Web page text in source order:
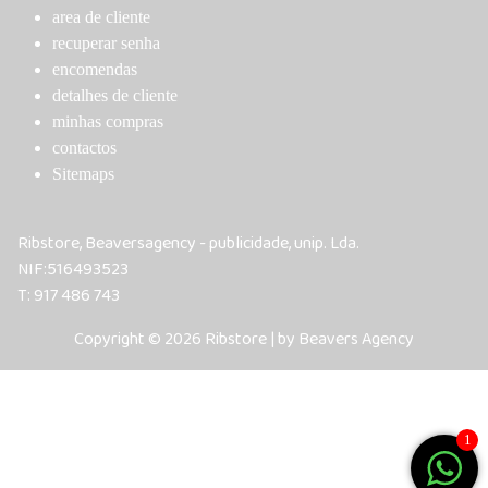
area de cliente
recuperar senha
encomendas
detalhes de cliente
minhas compras
contactos
Sitemaps
Ribstore, Beaversagency - publicidade, unip. Lda.
NIF:516493523
T: 917 486 743
Copyright © 2026 Ribstore | by Beavers Agency
1